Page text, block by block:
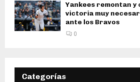
Yankees remontan y
victoria muy
ante los Bravos
0
Categorías